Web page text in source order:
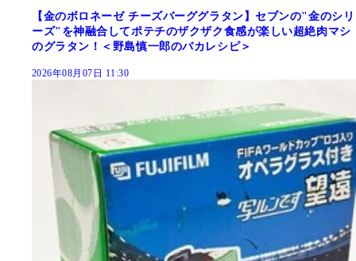
【金のボロネーゼ チーズバーググラタン】セブンの"金のシリ
ーズ"を神融合してポテチのザクザク食感が楽しい超絶肉マシ
のグラタン！＜野島慎一郎のバカレシピ＞
2026年08月07日 11:30